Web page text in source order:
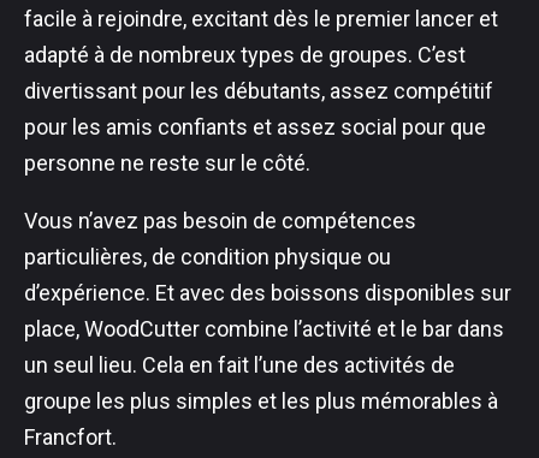
facile à rejoindre, excitant dès le premier lancer et
adapté à de nombreux types de groupes. C’est
divertissant pour les débutants, assez compétitif
pour les amis confiants et assez social pour que
personne ne reste sur le côté.
Vous n’avez pas besoin de compétences
particulières, de condition physique ou
d’expérience. Et avec des boissons disponibles sur
place, WoodCutter combine l’activité et le bar dans
un seul lieu. Cela en fait l’une des activités de
groupe les plus simples et les plus mémorables à
Francfort.